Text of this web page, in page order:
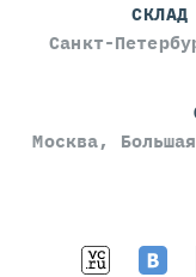
Санкт-
Москва,